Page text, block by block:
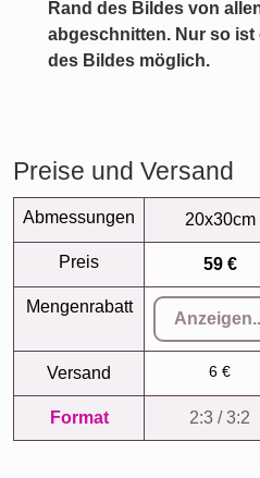
Rand des Bildes von
abgeschnitten. Nur so
des Bildes möglich.
Preise und Versand
Abmessungen 20x30cm
Preis 59 €
Mengenrabatt
Versand 6 €
Format 2:3 / 3:2